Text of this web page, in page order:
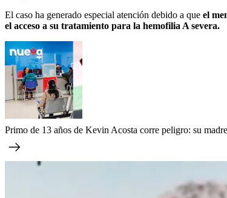
El caso ha generado especial atención debido a que el
el acceso a su tratamiento para la hemofilia A severa.
Primo de 13 años de Kevin Acosta corre peligro: su